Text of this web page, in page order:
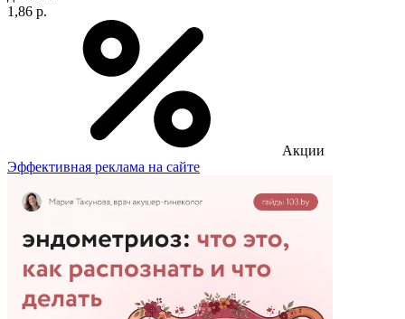
1,86 р.
Акции
Эффективная реклама на сайте